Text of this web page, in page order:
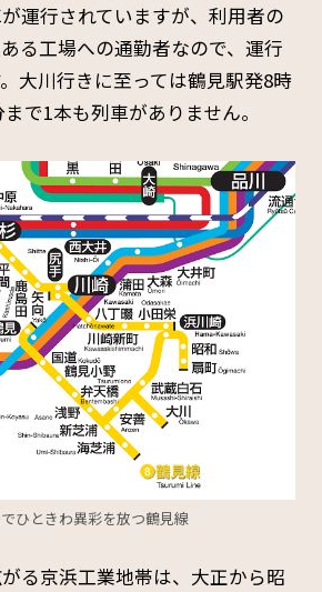
運行されていますが、利用者の
る工場への通勤者なので、運行
大川行きに至っては鶴見駅発8時
で1本も列車がありません。
ひときわ異彩を放つ鶴見線
る京浜工業地帯は、大正から昭